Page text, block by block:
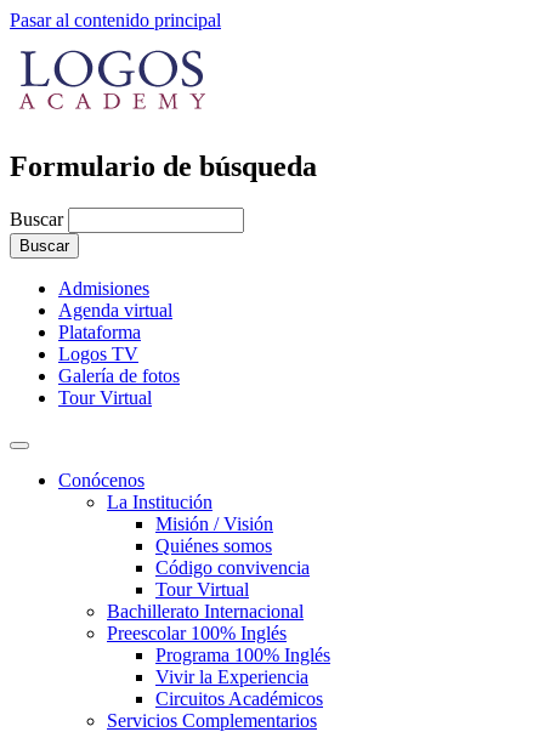
Pasar al contenido principal
Formulario de búsqueda
Buscar
Admisiones
Agenda virtual
Plataforma
Logos TV
Galería de fotos
Tour Virtual
Conócenos
La Institución
Misión / Visión
Quiénes somos
Código convivencia
Tour Virtual
Bachillerato Internacional
Preescolar 100% Inglés
Programa 100% Inglés
Vivir la Experiencia
Circuitos Académicos
Servicios Complementarios